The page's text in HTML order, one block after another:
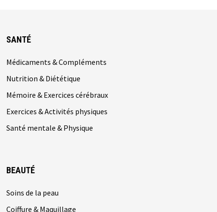
SANTÉ
Médicaments & Compléments
Nutrition & Diététique
Mémoire & Exercices cérébraux
Exercices & Activités physiques
Santé mentale & Physique
BEAUTÉ
Soins de la peau
Coiffure & Maquillage